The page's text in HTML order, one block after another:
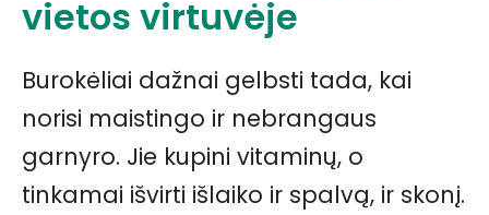
vietos virtuvėje
Burokėliai dažnai gelbsti tada, kai
norisi maistingo ir nebrangaus
garnyro. Jie kupini vitaminų, o
tinkamai išvirti išlaiko ir spalvą, ir skonį.